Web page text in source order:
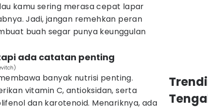
kamu sering merasa cepat lapar
Jadi, jangan remehkan peran
buah segar punya keunggulan
ada catatan penting
banyak nutrisi penting.
vitamin C, antioksidan, serta
dan karotenoid. Menariknya, ada